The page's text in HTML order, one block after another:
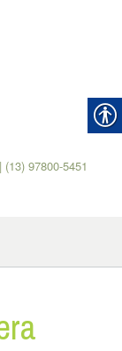
97800-5451